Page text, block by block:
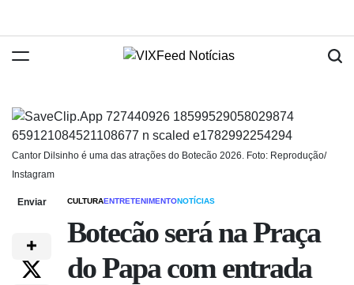
Cantor Dilsinho é uma das atrações do Botecão 2026. Foto: Reprodução/
Instagram
Enviar CULTURAENTRETENIMENTONOTÍCIAS
Botecão será na Praça
do Papa com entrada